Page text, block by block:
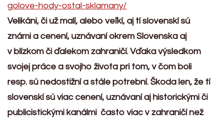
golove-hody-ostal-sklamany/
Velikáni, či už malí, alebo veľkí, aj tí slovenskí sú
známi a cenení, uznávaní okrem Slovenska aj
v blízkom či ďalekom zahraničí. Vďaka výsledkom
svojej práce a svojho života pri tom, v čom boli
resp. sú nedostižní a stále potrební. Škoda len, že tí
slovenskí sú viac cenení, uznávaní aj historickými či
publicistickými kanálmi často viac v zahraničí než